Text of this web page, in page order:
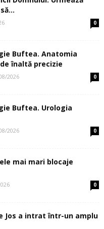
0
Buftea. Anatomia
înaltă precizie
2026 0
Buftea. Urologia
2026 0
mai mari blocaje
0
Jos a intrat într-un amplu